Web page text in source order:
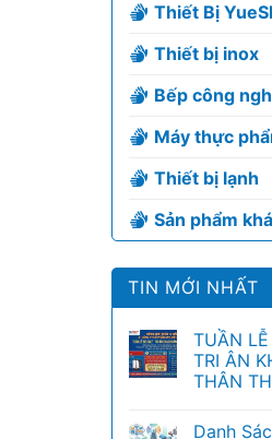
Thiết Bị
Thiết bị inox
Bếp công
Máy thực
Thiết bị lạnh
Sản phẩm
TIN MỚI NHẤT
TUẦN
TRI ÂN
THÂN
Danh